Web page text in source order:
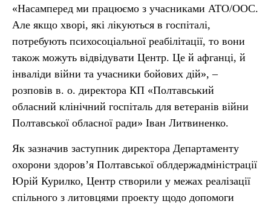
«Насамперед ми працюємо з учасниками АТО/ООС.
Але якщо хворі, які лікуються в госпіталі,
потребують психосоціальної реабілітації, то вони
також можуть відвідувати Центр. Це й афганці, й
інваліди війни та учасники бойових дій», –
розповів в. о. директора КП «Полтавський
обласний клінічний госпіталь для ветеранів війни
Полтавської обласної ради» Іван Литвиненко.
Як зазначив заступник директора Департаменту
охорони здоров’я Полтавської облдержадміністрації
Юрій Курилко, Центр створили у межах реалізації
спільного з литовцями проекту щодо допомоги